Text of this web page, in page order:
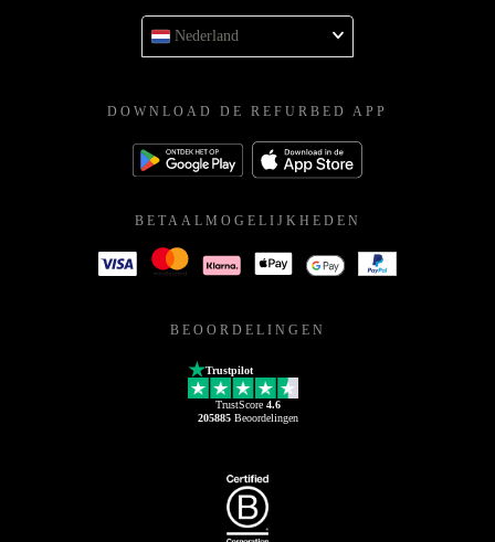
Nederland
DOWNLOAD DE REFURBED APP
BETAALMOGELIJKHEDEN
BEOORDELINGEN
Trustpilot
TrustScore 4.6
205885Beoordelingen